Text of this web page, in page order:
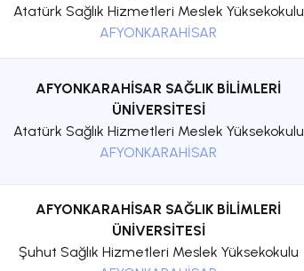
Atatürk Sağlık Hizmetleri Meslek Yüksekokulu
AFYONKARAHİSAR
AFYONKARAHİSAR SAĞLIK BİLİMLERİ
ÜNİVERSİTESİ
Atatürk Sağlık Hizmetleri Meslek Yüksekokulu
AFYONKARAHİSAR
AFYONKARAHİSAR SAĞLIK BİLİMLERİ
ÜNİVERSİTESİ
Şuhut Sağlık Hizmetleri Meslek Yüksekokulu